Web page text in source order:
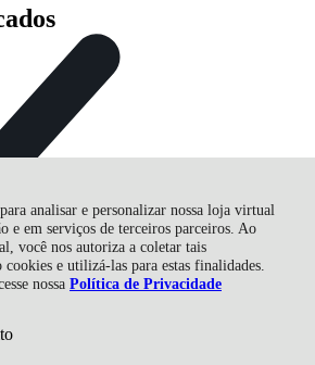
analisar e personalizar nossa loja virtual
e em serviços de terceiros parceiros. Ao
você nos autoriza a coletar tais
e utilizá-las para estas finalidades.
nossa Política de Privacidade
FERTEMP COMERCIAL LTDA,
- Uberaba - 81560-000 - Curitiba - PR